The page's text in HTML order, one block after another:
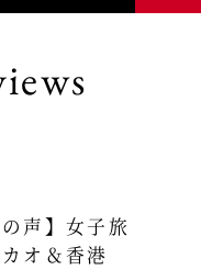
の声】女子旅
オ＆香港